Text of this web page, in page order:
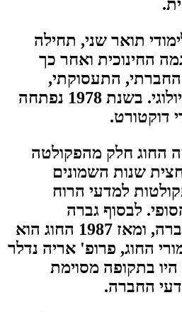
לימודי תואר שני, תחילה
החינוכית ואחר כך
החברתי, התעסוקתי,
הקוגניטיבי והפסיכוביולוגי. בשנת 1978 נפתחה
דוקטורט.
החוג חלק מהפקולטה
שנות השמונים
למדעי הרוח
לבסוף גברה
הפקולטה למדעי החברה, ומאז 1987 החוג הוא
החוג, פרופ' אריה נדלר
היו בתקופה מסוימת
החברה.